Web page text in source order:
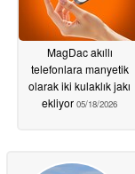
MagDac akıllı
telefonlara manyetik
olarak iki kulaklık jakı
ekliyor 05/18/2026